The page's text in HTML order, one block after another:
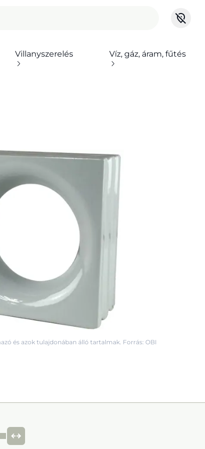
Villanyszerelés Víz, gáz, áram, fűtés
és azok tulajdonában álló tartalmak. Forrás: OBI